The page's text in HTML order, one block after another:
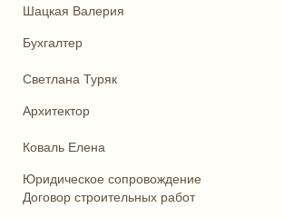
Шацкая Валерия
Бухгалтер
Светлана Туряк
Архитектор
Коваль Елена
Юридическое сопровождение
Договор строительных работ